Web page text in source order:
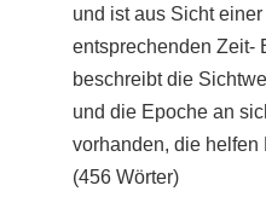
und ist aus Sicht
entsprechenden Zeit-
beschreibt die
und die Epoche an
vorhanden, die helfen
(456 Wörter)